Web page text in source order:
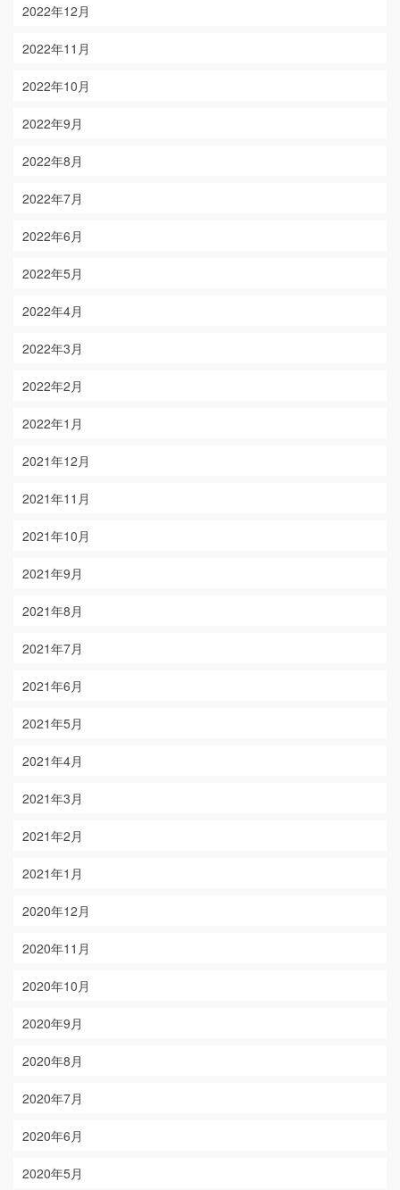
2022年12月
2022年11月
2022年10月
2022年9月
2022年8月
2022年7月
2022年6月
2022年5月
2022年4月
2022年3月
2022年2月
2022年1月
2021年12月
2021年11月
2021年10月
2021年9月
2021年8月
2021年7月
2021年6月
2021年5月
2021年4月
2021年3月
2021年2月
2021年1月
2020年12月
2020年11月
2020年10月
2020年9月
2020年8月
2020年7月
2020年6月
2020年5月